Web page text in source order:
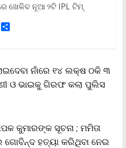
ଖେଳିବ ନୂଆ ୨ଟି IPL ଟିମ୍‌
S
ନାଁରେ ୧୪ ଲକ୍ଷ ଠକି ୩
ଓ ଭାଇକୁ ଗିରଫ କଲା ପୁଲିସ
କୁମାରଙ୍କ ସୂଚନା ; ମମିତା
ଗୋବିନ୍ଦ ହତ୍ୟା କରିଥିବା ନେଇ